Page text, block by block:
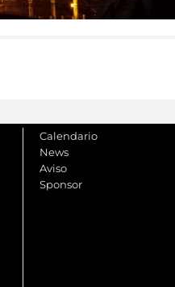
Calendario
News
Aviso
Sponsor